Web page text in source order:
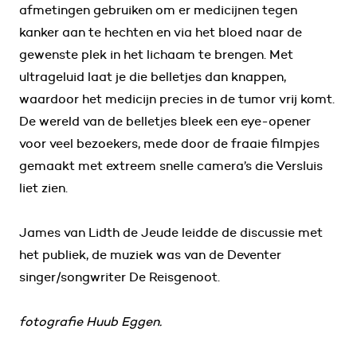
afmetingen gebruiken om er medicijnen tegen
kanker aan te hechten en via het bloed naar de
gewenste plek in het lichaam te brengen. Met
ultrageluid laat je die belletjes dan knappen,
waardoor het medicijn precies in de tumor vrij komt.
De wereld van de belletjes bleek een eye-opener
voor veel bezoekers, mede door de fraaie filmpjes
gemaakt met extreem snelle camera’s die Versluis
liet zien.
James van Lidth de Jeude leidde de discussie met
het publiek, de muziek was van de Deventer
singer/songwriter De Reisgenoot.
fotografie Huub Eggen.